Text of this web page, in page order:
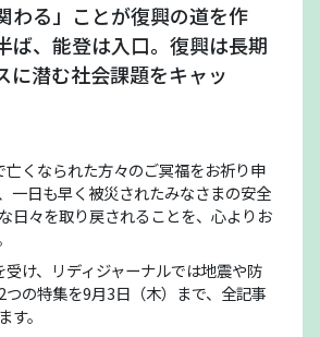
わる」ことが復興の道を作
ば、能登は入口。復興は長期
に潜む社会課題をキャッ
くなられた方々のご冥福をお祈り申
一日も早く被災されたみなさまの安全
日々を取り戻されることを、心よりお
け、リディジャーナルでは地震や防
つの特集を9月3日（木）まで、全記事
す。